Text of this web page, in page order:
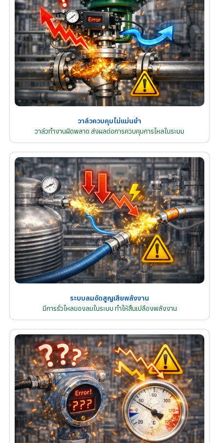
วาล์วควบคุมไม่แม่นยำ
วาล์วทำงานผิดพลาด ส่งผลต่อการควบคุมการไหลในระบบ
ระบบลมอัดสูญเสียพลังงาน
มีการรั่วไหลของลมในระบบ ทำให้สิ้นเปลืองพลังงาน